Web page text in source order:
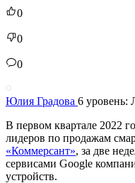
0
0
0
Юлия Градова 6 уровень:
В первом квартале 2022
лидеров по продажам
«Коммерсант», за две
сервисами Google
устройств.